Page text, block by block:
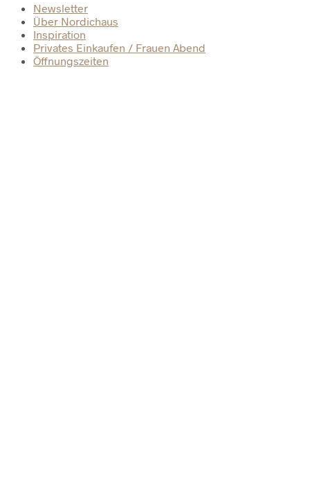
Newsletter
Über Nordichaus
Inspiration
Privates Einkaufen / Frauen Abend
Öffnungszeiten